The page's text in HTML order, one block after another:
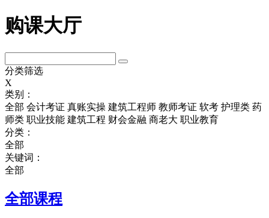
购课大厅
分类筛选
X
类别：
全部 会计考证 真账实操 建筑工程师 教师考证 软考 护理类 药
师类 职业技能 建筑工程 财会金融 商老大 职业教育
分类：
全部
关键词：
全部
全部课程